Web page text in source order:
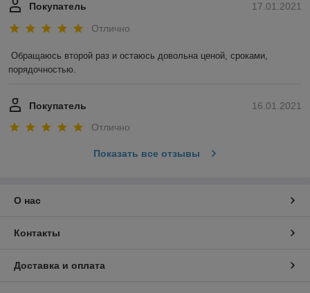
17.01.2021
Покупатель
Отлично
Обращаюсь второй раз и остаюсь довольна ценой, сроками,
порядочностью.
16.01.2021
Покупатель
Отлично
Показать все отзывы
О нас
Контакты
Доставка и оплата